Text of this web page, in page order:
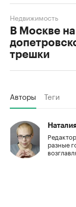
В Москве
трешки
Недвижимость
Авторы Теги
разные